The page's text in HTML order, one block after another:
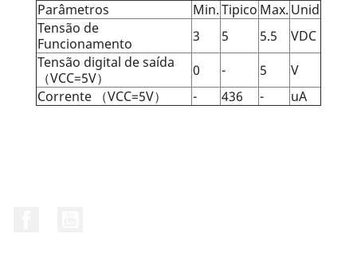
Parâmetros Min.Tipico Max. Unid
Tensão de
Funcionamento
3 5 5.5
VDC
Tensão digital de saída
（VCC=5V） 0 - 5
V
Corrente
（VCC=5V） - 436 - uA